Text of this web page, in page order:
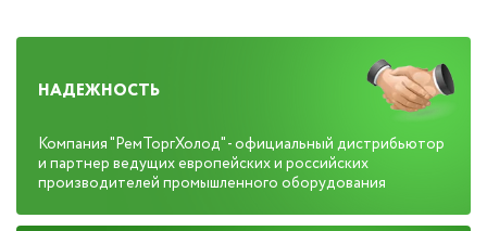
НАДЕЖНОСТЬ
Компания "РемТоргХолод" - официальный дистрибьютор
и партнер ведущих европейских и российских
производителей промышленного оборудования